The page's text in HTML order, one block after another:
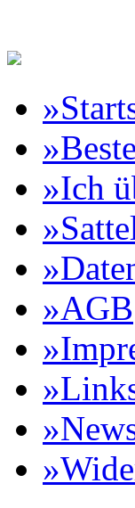
»Ich
»AGB